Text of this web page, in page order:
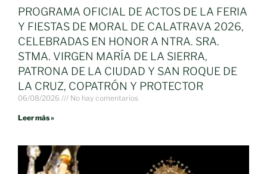
PROGRAMA OFICIAL DE ACTOS DE LA FERIA
Y FIESTAS DE MORAL DE CALATRAVA 2026,
CELEBRADAS EN HONOR A NTRA. SRA.
STMA. VIRGEN MARÍA DE LA SIERRA,
PATRONA DE LA CIUDAD Y SAN ROQUE DE
LA CRUZ, COPATRÓN Y PROTECTOR
06/08/2026 No hay comentarios
Leer más »